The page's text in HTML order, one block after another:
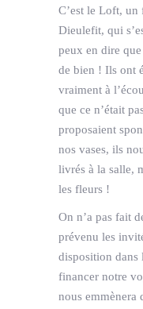
C’est le Loft, un
Dieulefit, qui
peux en dire
de bien ! Ils ont
vraiment à
que ce n’était
proposaient
nos vases, ils
livrés à la salle,
les fleurs !
On n’a pas fait
prévenu les
disposition dans
financer notre
nous emmènera